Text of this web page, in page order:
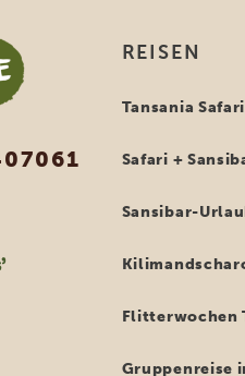
REISEN
Tansania Safari
Safari +
Sansibar-
Flitterwochen
Gruppenreise